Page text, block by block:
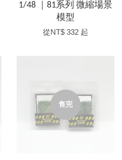
1/48 ｜81系列 微縮場景
模型
從NT$ 332 起
售完